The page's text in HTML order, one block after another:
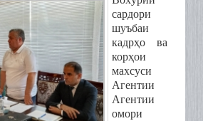
сардори
шуъбаи
кадрҳо ва
корҳои
махсуси
Агентии
Агентии
омори